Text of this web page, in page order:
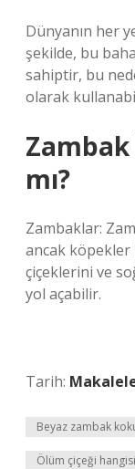
Dünyanın her
şekilde, bu
sahiptir, bu
olarak
mı?
Zambaklar:
ancak
çiçeklerini ve
yol açabilir.
Tarih:
Beyaz zambak
Ölüm çiçeği